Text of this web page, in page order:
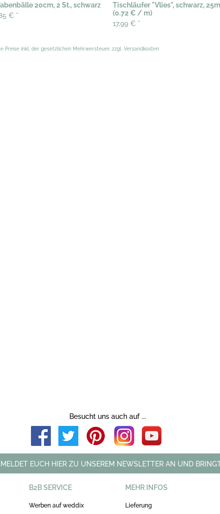
20cm, 2 St., schwarz
€ *
Tischläufer "Vlies", schwarz,
(0.72 € / m)
17,99 € *
Preise inkl. der gesetzlichen Mehrwersteuer, zzgl. Versandkosten
Besucht uns auch auf ...
EUCH HIER ZU UNSEREM NEWSLETTER AN UND
B2B SERVICE
Werben auf weddix
MEHR INFOS
Lieferung